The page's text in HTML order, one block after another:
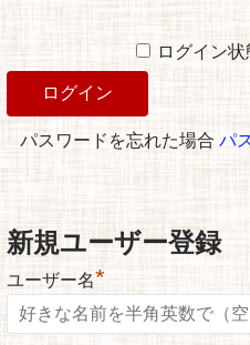
ログイン
パスワードを忘れた場合パ
新規ユーザー登録
ユーザー名*